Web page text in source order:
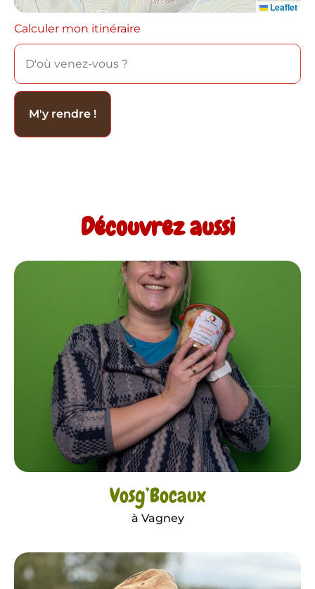
Leaflet
Calculer mon itinéraire
Découvrez aussi
Vosg’Bocaux
à Vagney